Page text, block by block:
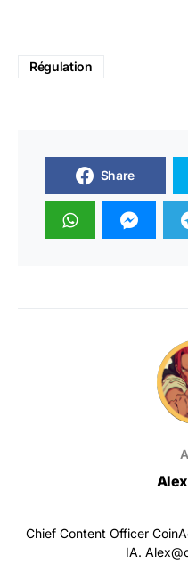
Régulation
Share
Chief Content Officer
IA.